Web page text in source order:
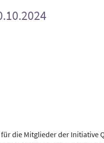
die Mitglieder der Initiative